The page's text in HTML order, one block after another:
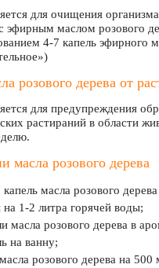
для очищения
эфирным маслом розового
4-7 капель эфирного
розового дерева от
для предупреждения
растираний в области
масла розового дерева
масла розового
на 1-2 литра горячей воды;
масла розового дерева в
на ванну;
розового дерева на 500